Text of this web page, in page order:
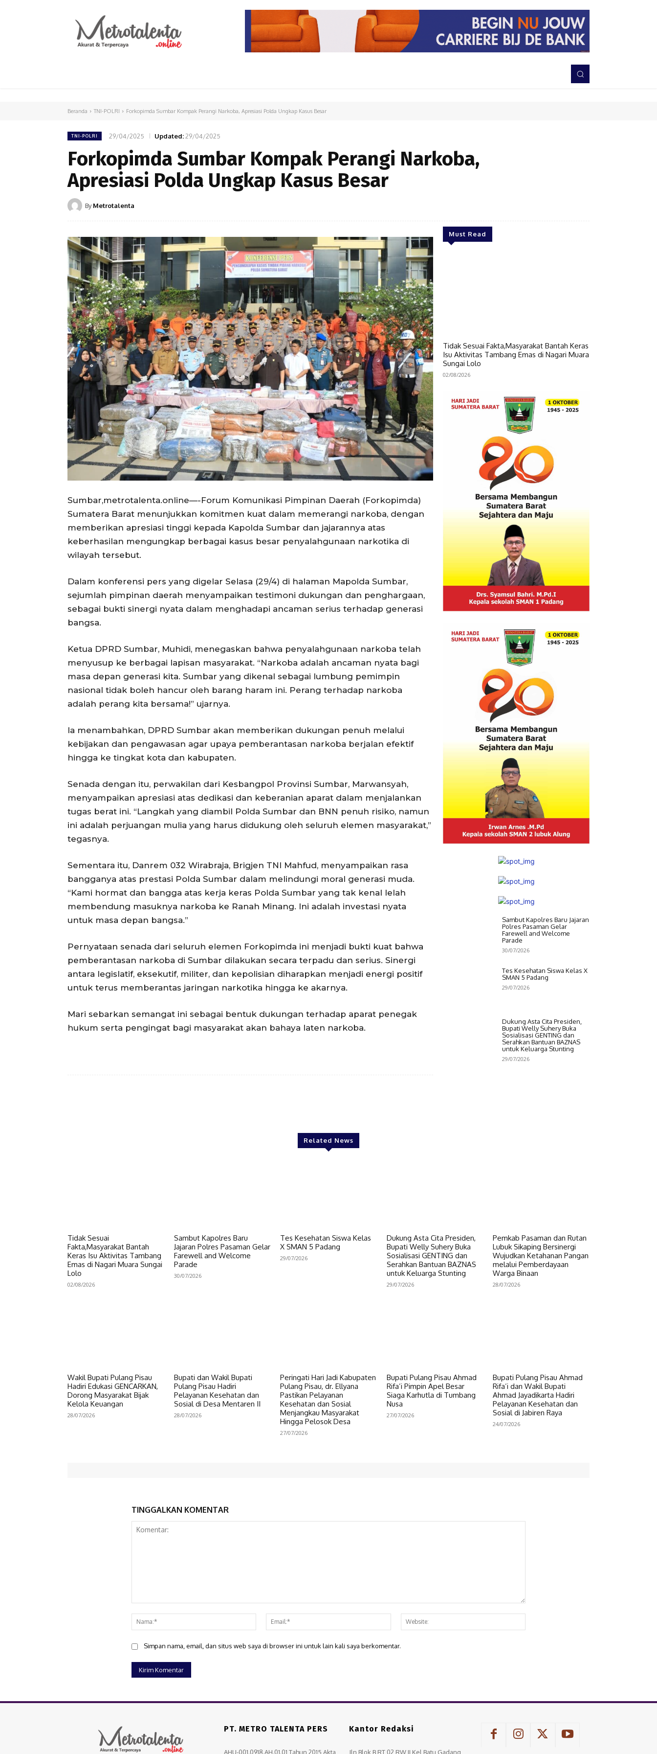
TNI-POLRI
Beranda TNI-POLRI Forkopimda Sumbar Kompak Perangi Narkoba, Apresiasi Polda Ungkap Kasus Besar
TNI-POLRI 29/04/2025 Updated:29/04/2025
Forkopimda Sumbar Kompak Perangi Narkoba,
Apresiasi Polda Ungkap Kasus Besar
By Metrotalenta
Sumbar,metrotalenta.online—-Forum Komunikasi Pimpinan Daerah (Forkopimda)
Sumatera Barat menunjukkan komitmen kuat dalam memerangi narkoba, dengan
memberikan apresiasi tinggi kepada Kapolda Sumbar dan jajarannya atas
keberhasilan mengungkap berbagai kasus besar penyalahgunaan narkotika di
wilayah tersebut.
Dalam konferensi pers yang digelar Selasa (29/4) di halaman Mapolda Sumbar,
sejumlah pimpinan daerah menyampaikan testimoni dukungan dan penghargaan,
sebagai bukti sinergi nyata dalam menghadapi ancaman serius terhadap generasi
bangsa.
Ketua DPRD Sumbar, Muhidi, menegaskan bahwa penyalahgunaan narkoba telah
menyusup ke berbagai lapisan masyarakat. “Narkoba adalah ancaman nyata bagi
masa depan generasi kita. Sumbar yang dikenal sebagai lumbung pemimpin
nasional tidak boleh hancur oleh barang haram ini. Perang terhadap narkoba
adalah perang kita bersama!” ujarnya.
Ia menambahkan, DPRD Sumbar akan memberikan dukungan penuh melalui
kebijakan dan pengawasan agar upaya pemberantasan narkoba berjalan efektif
hingga ke tingkat kota dan kabupaten.
Senada dengan itu, perwakilan dari Kesbangpol Provinsi Sumbar, Marwansyah,
menyampaikan apresiasi atas dedikasi dan keberanian aparat dalam menjalankan
tugas berat ini. “Langkah yang diambil Polda Sumbar dan BNN penuh risiko, namun
ini adalah perjuangan mulia yang harus didukung oleh seluruh elemen masyarakat,”
tegasnya.
Sementara itu, Danrem 032 Wirabraja, Brigjen TNI Mahfud, menyampaikan rasa
bangganya atas prestasi Polda Sumbar dalam melindungi moral generasi muda.
“Kami hormat dan bangga atas kerja keras Polda Sumbar yang tak kenal lelah
membendung masuknya narkoba ke Ranah Minang. Ini adalah investasi nyata
untuk masa depan bangsa.”
Pernyataan senada dari seluruh elemen Forkopimda ini menjadi bukti kuat bahwa
pemberantasan narkoba di Sumbar dilakukan secara terpadu dan serius. Sinergi
antara legislatif, eksekutif, militer, dan kepolisian diharapkan menjadi energi positif
untuk terus memberantas jaringan narkotika hingga ke akarnya.
Mari sebarkan semangat ini sebagai bentuk dukungan terhadap aparat penegak
hukum serta pengingat bagi masyarakat akan bahaya laten narkoba.
Must Read
Tidak Sesuai Fakta,Masyarakat Bantah Keras
Isu Aktivitas Tambang Emas di Nagari Muara
Sungai Lolo
02/08/2026
Sambut Kapolres Baru Jajaran
Polres Pasaman Gelar
Farewell and Welcome
Parade
30/07/2026
Tes Kesehatan Siswa Kelas X
SMAN 5 Padang
29/07/2026
Dukung Asta Cita Presiden,
Bupati Welly Suhery Buka
Sosialisasi GENTING dan
Serahkan Bantuan BAZNAS
untuk Keluarga Stunting
29/07/2026
Related News
Tidak Sesuai
Fakta,Masyarakat Bantah
Keras Isu Aktivitas Tambang
Emas di Nagari Muara Sungai
Lolo
02/08/2026
Sambut Kapolres Baru
Jajaran Polres Pasaman Gelar
Farewell and Welcome
Parade
30/07/2026
Tes Kesehatan Siswa Kelas
X SMAN 5 Padang
29/07/2026
Dukung Asta Cita Presiden,
Bupati Welly Suhery Buka
Sosialisasi GENTING dan
Serahkan Bantuan BAZNAS
untuk Keluarga Stunting
29/07/2026
Pemkab Pasaman dan Rutan
Lubuk Sikaping Bersinergi
Wujudkan Ketahanan Pangan
melalui Pemberdayaan
Warga Binaan
28/07/2026
Wakil Bupati Pulang Pisau
Hadiri Edukasi GENCARKAN,
Dorong Masyarakat Bijak
Kelola Keuangan
28/07/2026
Bupati dan Wakil Bupati
Pulang Pisau Hadiri
Pelayanan Kesehatan dan
Sosial di Desa Mentaren II
28/07/2026
Peringati Hari Jadi Kabupaten
Pulang Pisau, dr. Ellyana
Pastikan Pelayanan
Kesehatan dan Sosial
Menjangkau Masyarakat
Hingga Pelosok Desa
27/07/2026
Bupati Pulang Pisau Ahmad
Rifa’i Pimpin Apel Besar
Siaga Karhutla di Tumbang
Nusa
27/07/2026
Bupati Pulang Pisau Ahmad
Rifa’i dan Wakil Bupati
Ahmad Jayadikarta Hadiri
Pelayanan Kesehatan dan
Sosial di Jabiren Raya
24/07/2026
TINGGALKAN KOMENTAR
Nama:*
Email:*
Simpan nama, email, dan situs web saya di browser ini untuk lain kali saya berkomentar.
PT. METRO TALENTA PERS
AHU-001.0918.AH.01.01 Tahun 2015 Akta
Kantor Redaksi
Jln Blok B RT 02 RW II Kel Batu Gadang